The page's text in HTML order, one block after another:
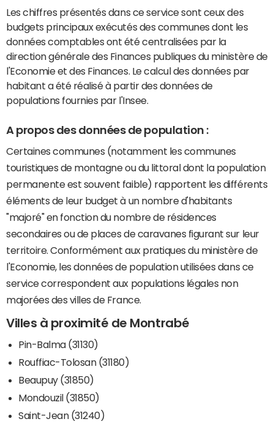
Les chiffres présentés dans ce service sont ceux des
budgets principaux exécutés des communes dont les
données comptables ont été centralisées par la
direction générale des Finances publiques du ministère de
l'Economie et des Finances. Le calcul des données par
habitant a été réalisé à partir des données de
populations fournies par l'Insee.
A propos des données de population :
Certaines communes (notamment les communes
touristiques de montagne ou du littoral dont la population
permanente est souvent faible) rapportent les différents
éléments de leur budget à un nombre d'habitants
"majoré" en fonction du nombre de résidences
secondaires ou de places de caravanes figurant sur leur
territoire. Conformément aux pratiques du ministère de
l'Economie, les données de population utilisées dans ce
service correspondent aux populations légales non
majorées des villes de France.
Villes à proximité de Montrabé
Pin-Balma (31130)
Rouffiac-Tolosan (31180)
Beaupuy (31850)
Mondouzil (31850)
Saint-Jean (31240)